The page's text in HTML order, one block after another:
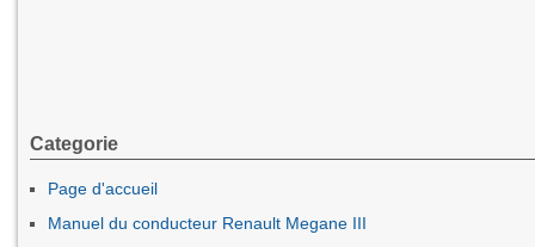
Categorie
Page d'accueil
Manuel du conducteur Renault Megane III